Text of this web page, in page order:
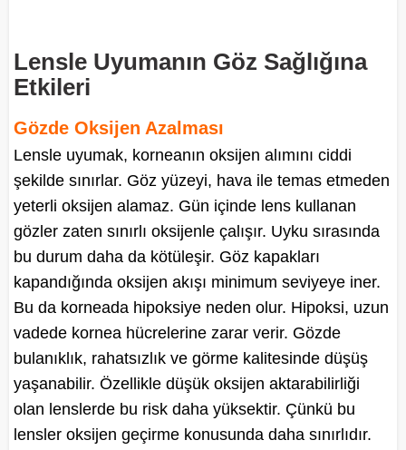
Lensle Uyumanın Göz Sağlığına
Etkileri
Gözde Oksijen Azalması
Lensle uyumak, korneanın oksijen alımını ciddi
şekilde sınırlar. Göz yüzeyi, hava ile temas etmeden
yeterli oksijen alamaz. Gün içinde lens kullanan
gözler zaten sınırlı oksijenle çalışır. Uyku sırasında
bu durum daha da kötüleşir. Göz kapakları
kapandığında oksijen akışı minimum seviyeye iner.
Bu da korneada hipoksiye neden olur. Hipoksi, uzun
vadede kornea hücrelerine zarar verir. Gözde
bulanıklık, rahatsızlık ve görme kalitesinde düşüş
yaşanabilir. Özellikle düşük oksijen aktarabilirliği
olan lenslerde bu risk daha yüksektir. Çünkü bu
lensler oksijen geçirme konusunda daha sınırlıdır.